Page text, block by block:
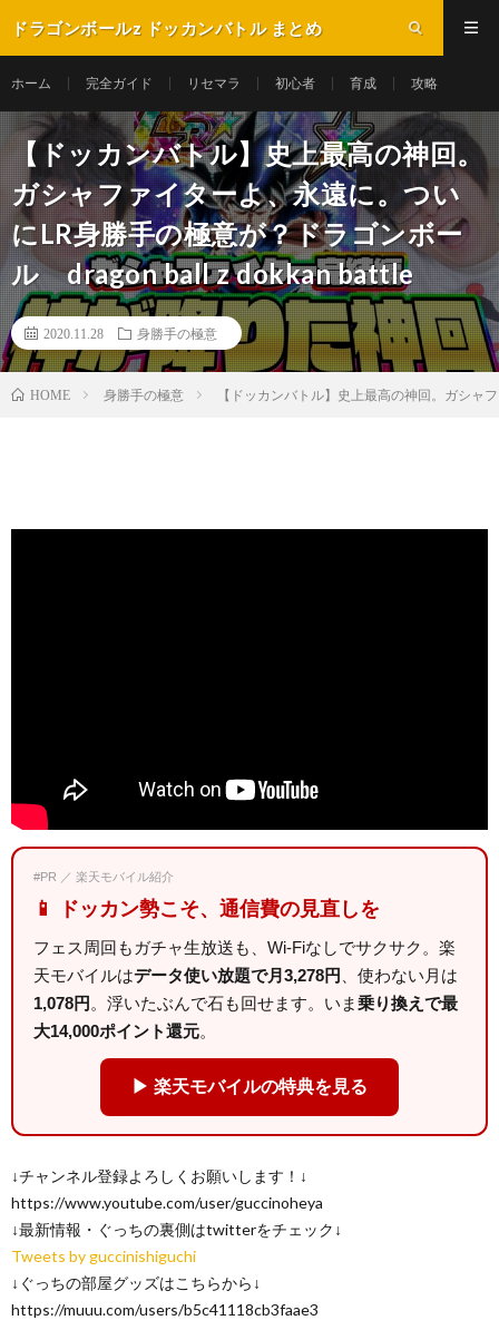
ドラゴンボールz ドッカンバトル まとめ
ホーム 完全ガイド リセマラ 初心者 育成 攻略
【ドッカンバトル】史上最高の神回。
ガシャファイターよ、永遠に。つい
にLR身勝手の極意が？ドラゴンボー
ル dragon ball z dokkan battle
2020.11.28 身勝手の極意
HOME 身勝手の極意 【ドッカンバトル】史上最高の神回。ガシ
#PR ／ 楽天モバイル紹介
📱 ドッカン勢こそ、通信費の見直しを
フェス周回もガチャ生放送も、Wi-Fiなしでサクサク。楽
天モバイルはデータ使い放題で月3,278円
、使わない月は
1,078円 。浮いたぶんで石も回せます。いま乗り換えで最
大14,000ポイント還元。
▶ 楽天モバイルの特典を見る
↓チャンネル登録よろしくお願いします！↓
https://www.youtube.com/user/guccinoheya
↓最新情報・ぐっちの裏側はtwitterをチェック↓
Tweets by guccinishiguchi
↓ぐっちの部屋グッズはこちらから↓
https://muuu.com/users/b5c41118cb3faae3